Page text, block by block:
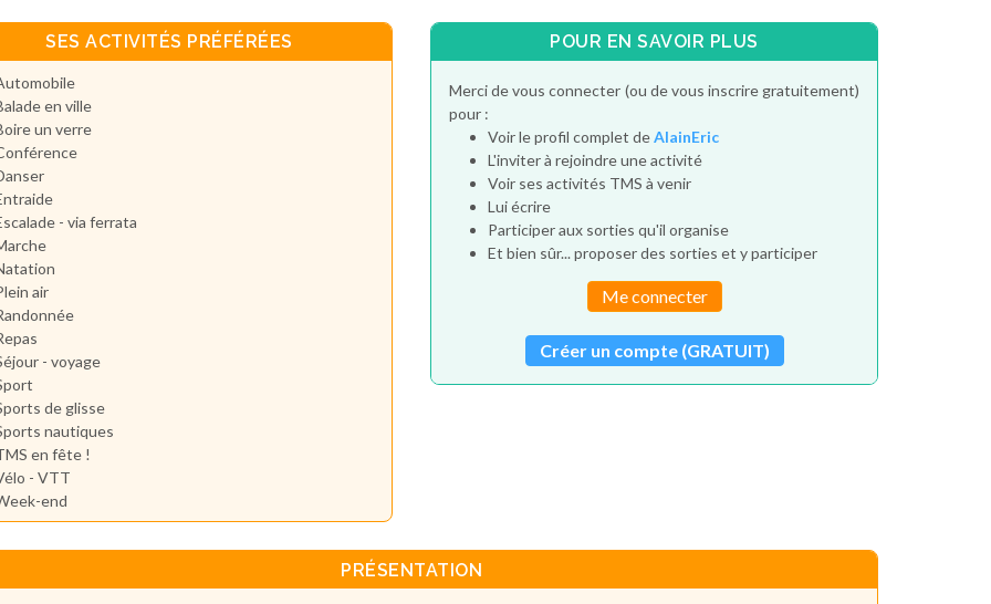
SES ACTIVITÉS PRÉFÉRÉES
en ville
un verre
- via ferrata
air
- voyage
de glisse
nautiques
en fête !
- VTT
end
POUR EN SAVOIR PLUS
Merci de vous connecter (ou de vous inscrire gratuitement)
pour :
Voir le profil complet deAlainEric
L'inviter à rejoindre une activité
Voir ses activités TMS à venir
Lui écrire
Participer aux sorties qu'il organise
Et bien sûr... proposer des sorties et y participer
Me connecter
Créer un compte (GRATUIT)
PRÉSENTATION